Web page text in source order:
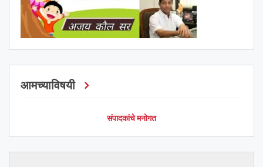
आमच्याविषयी
संपादकांचे मनोगत